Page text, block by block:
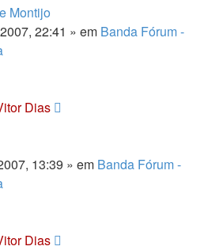
Montijo
22:41 » em Banda Fórum -
Dias
13:39 » em Banda Fórum -
Dias